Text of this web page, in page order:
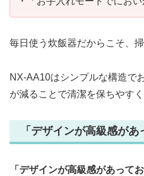
毎日使う炊飯器だからこそ、
NX-AA10はシンプルな構造で
が減ることで清潔を保ちやす
「デザインが高級感があ
「デザインが高級感があってお